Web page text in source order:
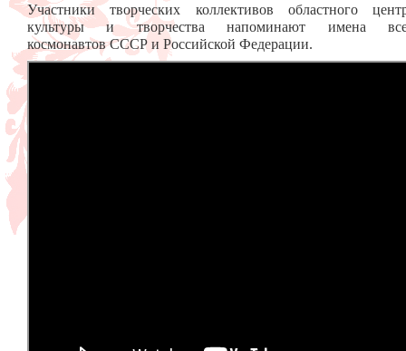
Участники творческих коллективов областного
культуры и творчества напоминают имена
космонавтов СССР и Российской Федерации.